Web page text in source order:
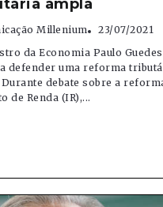
ampla
Millenium
23/07/2021
da Economia Paulo Guedes
defender uma reforma
Durante debate sobre a
de Renda (IR),...